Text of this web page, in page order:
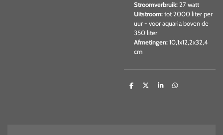
Stroomverbruik: 27 watt
Uitstroom: tot 2000 liter per
uur - voor aquaria boven de
350 liter
Afmetingen: 10,1x12,2x32,4
cm
D
D
S
D